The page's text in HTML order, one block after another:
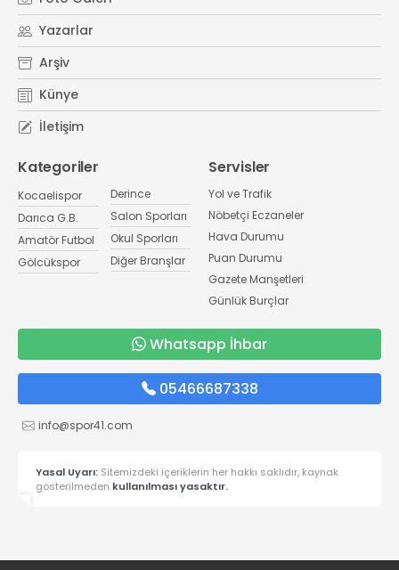
Yazarlar
Arşiv
Künye
İletişim
Kategoriler
Kocaelispor
Darıca G.B.
Amatör Futbol
Gölcükspor
Derince
Salon Sporları
Okul Sporları
Diğer Branşlar
Servisler
Yol ve Trafik
Nöbetçi Eczaneler
Hava Durumu
Puan Durumu
Gazete Manşetleri
Günlük Burçlar
Whatsapp İhbar
05466687338
info@spor41.com
Yasal Uyarı: Sitemizdeki içeriklerin her hakkı saklıdır, kaynak
gösterilmeden kullanılması yasaktır.